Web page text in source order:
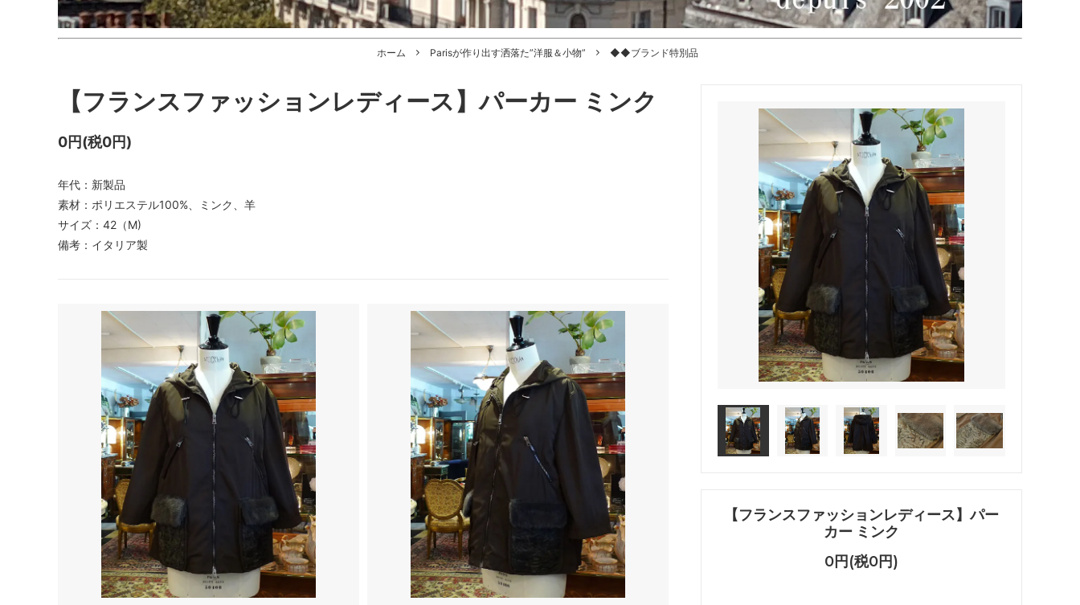
ホーム Parisが作り出す洒落た”洋服＆小物” ◆◆ブランド特別品
【フランスファッションレディース】パー
カー ミンク
0円(税0円)
【フランスファッションレディース】パーカー ミンク
0円(税0円)
年代：新製品
素材：ポリエステル100%、ミンク、羊
サイズ：42（M)
備考：イタリア製